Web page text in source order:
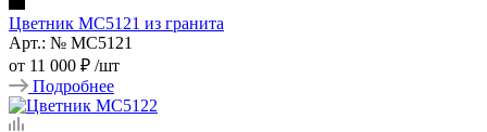
Цветник МС5121 из гранита
Арт.: № МС5121
от 11 000 ₽ /шт
Подробнее